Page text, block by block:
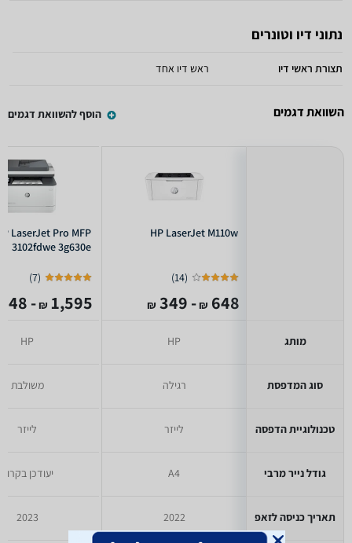
נתוני דיו וטונרים
תצורת ראשי דיו ראש דיו אחד
השוואת דגמים הוסף להשוואת דגמים
מותג
סוג המדפסת
טכנולוגיית הדפסה
גודל נייר מרבי
תאריך כניסה לזאפ
HP LaserJet M110w
(
14
)
648
₪
- 349
₪
HP
רגילה
לייזר
A4
2022
LaserJet Pro MFP
3102fdwe 3g630e
(
7
)
1,595
₪
- 848
HP
משולבת
לייזר
יעודכן בקרוב
2023